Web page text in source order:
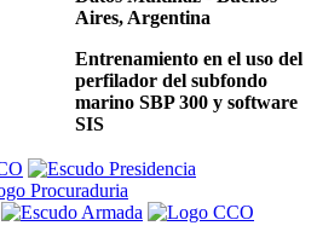
Aires, Argentina
Entrenamiento en el uso del
perfilador del subfondo
marino SBP 300 y software
SIS